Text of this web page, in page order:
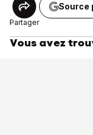
Partager
Source
Vous avez